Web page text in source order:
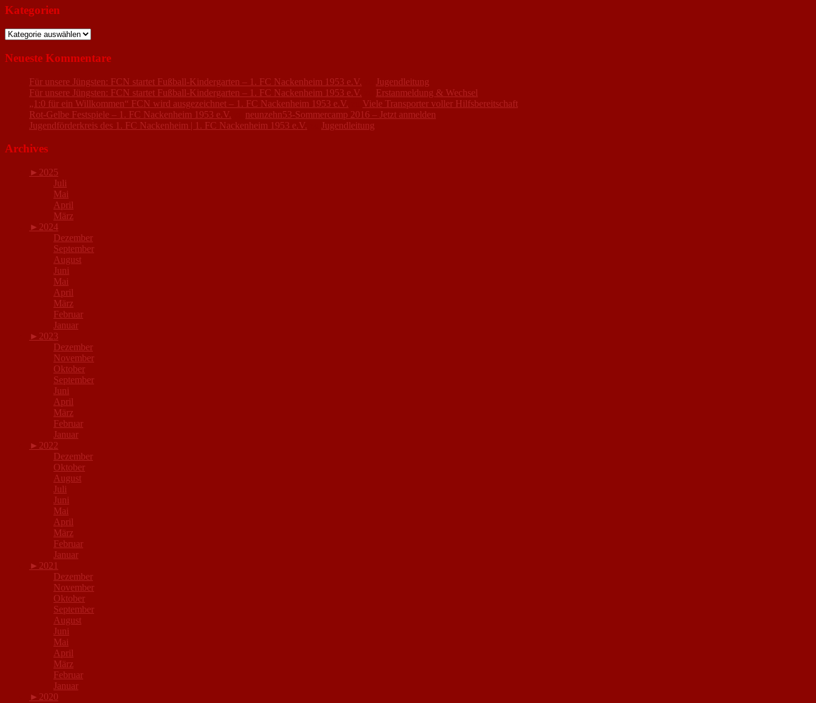
Kategorien
Kategorien
Neueste Kommentare
Für unsere Jüngsten: FCN startet Fußball-Kindergarten – 1. FC Nackenheim 1953 e.V.
Jugendleitung
Für unsere Jüngsten: FCN startet Fußball-Kindergarten – 1. FC Nackenheim 1953 e.V.
Erstanmeldung & Wechsel
„1:0 für ein Willkommen“ FCN wird ausgezeichnet – 1. FC Nackenheim 1953 e.V.
Viele Transporter voller Hilfsbereitschaft
Rot-Gelbe Festspiele – 1. FC Nackenheim 1953 e.V.
neunzehn53-Sommercamp 2016 – Jetzt anmelden
Jugendförderkreis des 1. FC Nackenheim | 1. FC Nackenheim 1953 e.V.
Jugendleitung
Archives
► 2025
Juli
Mai
April
März
► 2024
Dezember
September
August
Juni
Mai
April
März
Februar
Januar
► 2023
Dezember
November
Oktober
September
Juni
April
März
Februar
Januar
► 2022
Dezember
Oktober
August
Juli
Juni
Mai
April
März
Februar
Januar
► 2021
Dezember
November
Oktober
September
August
Juni
Mai
April
März
Februar
Januar
► 2020